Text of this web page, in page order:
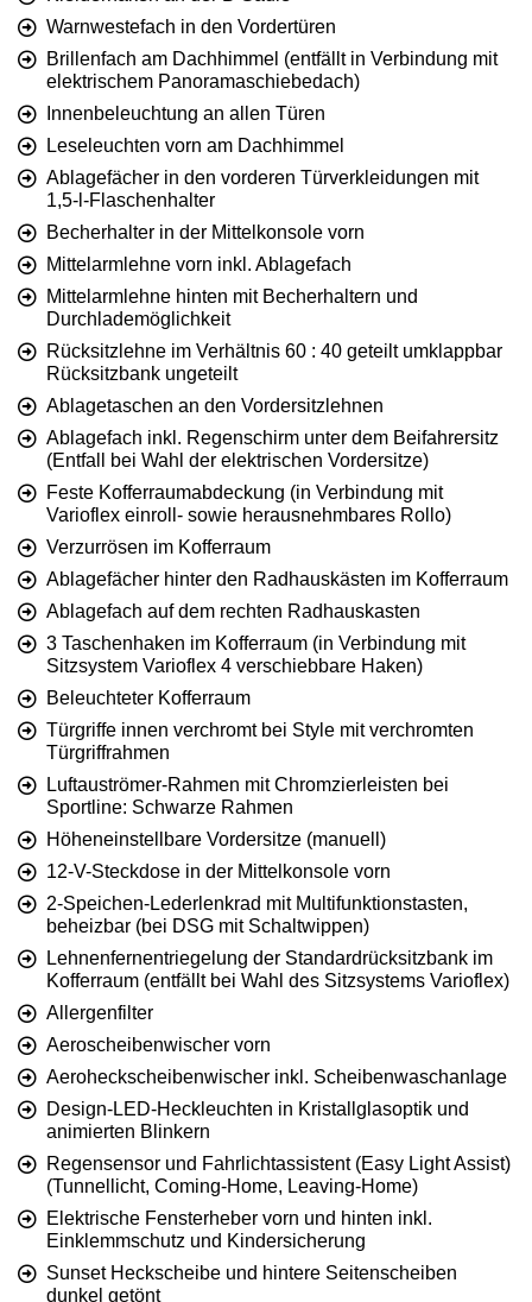
Warnwestefach in den Vordertüren
Brillenfach am Dachhimmel (entfällt in Verbindung mit
elektrischem Panoramaschiebedach)
Innenbeleuchtung an allen Türen
Leseleuchten vorn am Dachhimmel
Ablagefächer in den vorderen Türverkleidungen mit
1,5-l-Flaschenhalter
Becherhalter in der Mittelkonsole vorn
Mittelarmlehne vorn inkl. Ablagefach
Mittelarmlehne hinten mit Becherhaltern und
Durchlademöglichkeit
Rücksitzlehne im Verhältnis 60 : 40 geteilt umklappbar
Rücksitzbank ungeteilt
Ablagetaschen an den Vordersitzlehnen
Ablagefach inkl. Regenschirm unter dem Beifahrersitz
(Entfall bei Wahl der elektrischen Vordersitze)
Feste Kofferraumabdeckung (in Verbindung mit
Varioflex einroll- sowie herausnehmbares Rollo)
Verzurrösen im Kofferraum
Ablagefächer hinter den Radhauskästen im Kofferraum
Ablagefach auf dem rechten Radhauskasten
3 Taschenhaken im Kofferraum (in Verbindung mit
Sitzsystem Varioflex 4 verschiebbare Haken)
Beleuchteter Kofferraum
Türgriffe innen verchromt bei Style mit verchromten
Türgriffrahmen
Luftauströmer-Rahmen mit Chromzierleisten bei
Sportline: Schwarze Rahmen
Höheneinstellbare Vordersitze (manuell)
12-V-Steckdose in der Mittelkonsole vorn
2-Speichen-Lederlenkrad mit Multifunktionstasten,
beheizbar (bei DSG mit Schaltwippen)
Lehnenfernentriegelung der Standardrücksitzbank im
Kofferraum (entfällt bei Wahl des Sitzsystems Varioflex)
Allergenfilter
Aeroscheibenwischer vorn
Aeroheckscheibenwischer inkl. Scheibenwaschanlage
Design-LED-Heckleuchten in Kristallglasoptik und
animierten Blinkern
Regensensor und Fahrlichtassistent (Easy Light Assist)
(Tunnellicht, Coming-Home, Leaving-Home)
Elektrische Fensterheber vorn und hinten inkl.
Einklemmschutz und Kindersicherung
Sunset Heckscheibe und hintere Seitenscheiben
dunkel getönt